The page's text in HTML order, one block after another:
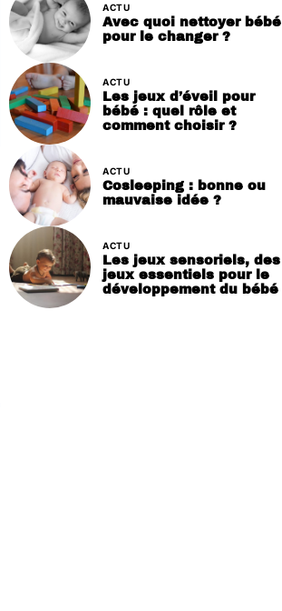
ACTU
Avec quoi nettoyer bébé
pour le changer ?
ACTU
Les jeux d’éveil pour
bébé : quel rôle et
comment choisir ?
ACTU
Cosleeping : bonne ou
mauvaise idée ?
ACTU
Les jeux sensoriels, des
jeux essentiels pour le
développement du bébé